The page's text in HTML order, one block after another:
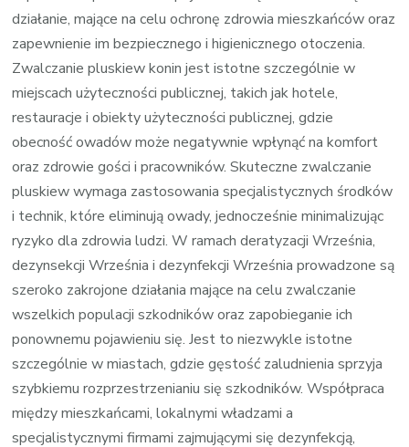
działanie, mające na celu ochronę zdrowia mieszkańców oraz
zapewnienie im bezpiecznego i higienicznego otoczenia.
Zwalczanie pluskiew konin jest istotne szczególnie w
miejscach użyteczności publicznej, takich jak hotele,
restauracje i obiekty użyteczności publicznej, gdzie
obecność owadów może negatywnie wpłynąć na komfort
oraz zdrowie gości i pracowników. Skuteczne zwalczanie
pluskiew wymaga zastosowania specjalistycznych środków
i technik, które eliminują owady, jednocześnie minimalizując
ryzyko dla zdrowia ludzi. W ramach deratyzacji Września,
dezynsekcji Września i dezynfekcji Września prowadzone są
szeroko zakrojone działania mające na celu zwalczanie
wszelkich populacji szkodników oraz zapobieganie ich
ponownemu pojawieniu się. Jest to niezwykle istotne
szczególnie w miastach, gdzie gęstość zaludnienia sprzyja
szybkiemu rozprzestrzenianiu się szkodników. Współpraca
między mieszkańcami, lokalnymi władzami a
specjalistycznymi firmami zajmującymi się dezynfekcją,